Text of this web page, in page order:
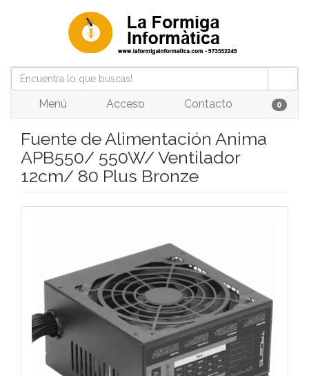
Menú Acceso Contacto 0
Fuente de Alimentación Anima
APB550/ 550W/ Ventilador
12cm/ 80 Plus Bronze